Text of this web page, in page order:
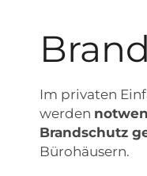
Im privaten
werden
Brandschutz
Bürohäusern.